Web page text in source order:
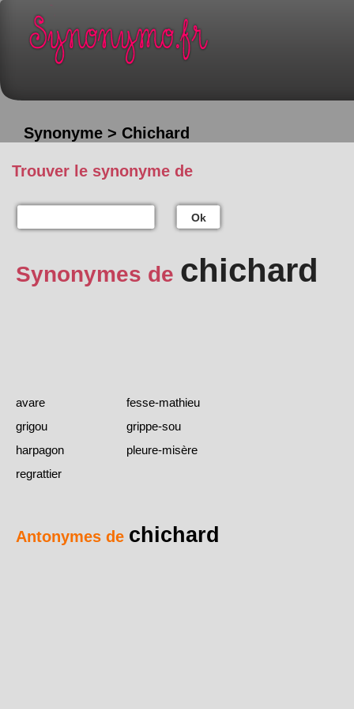
Synonyme > Chichard
Trouver le synonyme de
Ok
Synonymes de chichard
avare
fesse-mathieu
grigou
grippe-sou
harpagon
pleure-misère
regrattier
Antonymes de chichard